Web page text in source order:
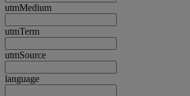
utmMedium
utmTerm
utmSource
language